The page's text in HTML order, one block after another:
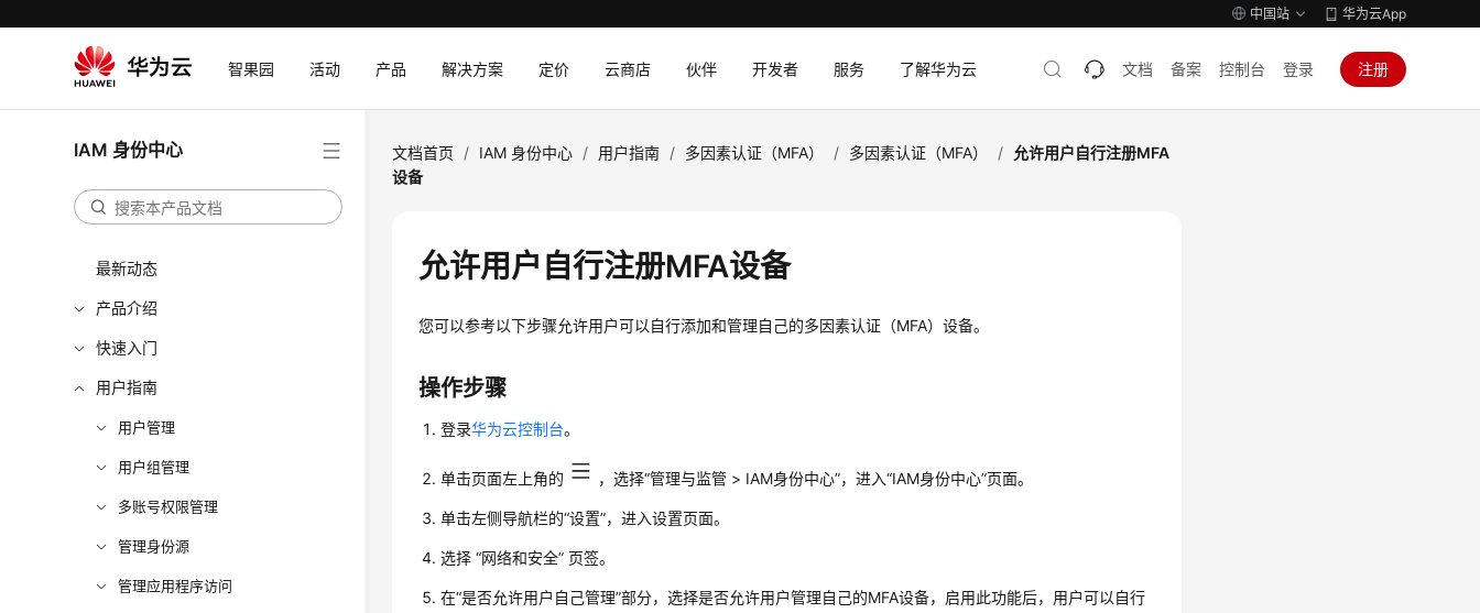
中国站 华为云App
智果园 活动 产品 解决方案 定价 云商店 伙伴 开发者 服务 了解华为云 文档 备案 控制台 登录 注册
IAM 身份中心
最新动态
产品介绍
快速入门
用户指南
用户管理
用户组管理
多账号权限管理
管理身份源
管理应用程序访问
文档首页 / IAM 身份中心 / 用户指南 / 多因素认证（MFA） / 多因素认证（MFA） / 允许用户自行注册MFA
设备
允许用户自行注册MFA设备
您可以参考以下步骤允许用户可以自行添加和管理自己的多因素认证（MFA）设备。
操作步骤
登录华为云控制台。
单击页面左上角的 ，选择“管理与监管 > IAM身份中心”，进入“IAM身份中心”页面。
单击左侧导航栏的“设置”，进入设置页面。
选择 “网络和安全” 页签。
在“是否允许用户自己管理”部分，选择是否允许用户管理自己的MFA设备，启用此功能后，用户可以自行